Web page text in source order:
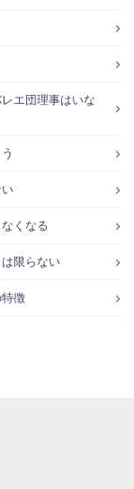
エ団理事はいな
くなる
限らない
徴